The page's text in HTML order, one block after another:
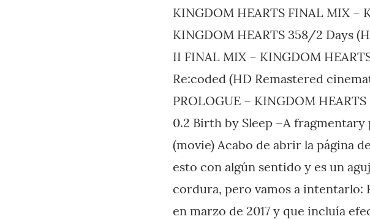
KINGDOM HEARTS FINAL MIX –
KINGDOM HEARTS 358/2 Days
II FINAL MIX – KINGDOM
Re:coded (HD Remastered
PROLOGUE – KINGDOM
0.2 Birth by Sleep –A fragmentary
(movie) Acabo de abrir la página
esto con algún sentido y es un
cordura, pero vamos a intentarlo:
en marzo de 2017 y que incluía